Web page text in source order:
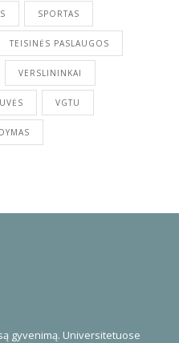
SPORTAS
TEISINĖS PASLAUGOS
VERSLININKAI
VGTU
gyvenimą. Universitetuose